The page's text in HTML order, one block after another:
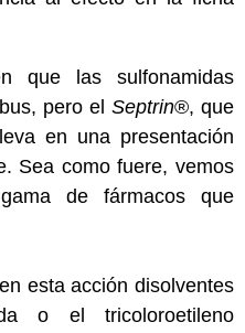
que las sulfonamidas
pero el Septrin®, que
en una presentación
Sea como fuere, vemos
de fármacos que
esta acción disolventes
o el tricoloroetileno